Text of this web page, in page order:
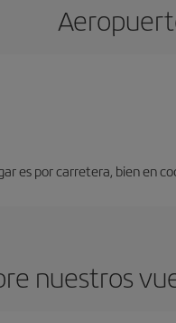
es por carretera, bien en
nuestros